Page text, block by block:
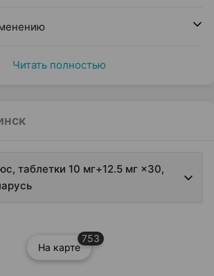
Читать полностью
таблетки 10 мг+12.5 мг ×30,
На карте
753